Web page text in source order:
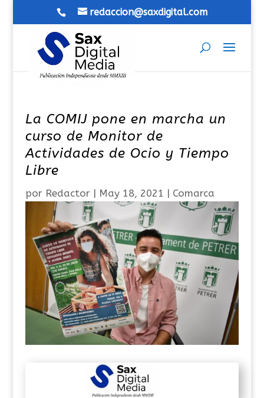
redaccion@saxdigital.com
La COMIJ pone en marcha un
curso de Monitor de
Actividades de Ocio y Tiempo
Libre
por Redactor| May 18, 2021 | Comarca